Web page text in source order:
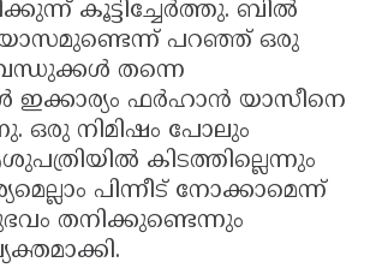
കൂട്ടിച്ചേർത്തു. ബിൽ
പറഞ്ഞ് ഒരു
തന്നെ
ഇക്കാര്യം ഫർഹാൻ യാസീനെ
ഒരു നിമിഷം പോലും
കിടത്തില്ലെന്നും
പിന്നീട് നോക്കാമെന്ന്
തനിക്കുണ്ടെന്നും